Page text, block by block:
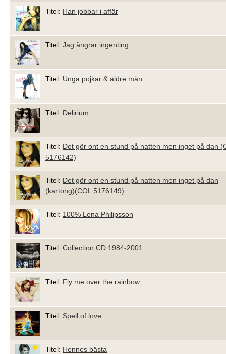
Titel: Han jobbar i affär
Titel: Jag ångrar ingenting
Titel: Unga pojkar & äldre män
Titel: Delirium
Titel: Det gör ont en stund på natten men inget på dan
5176142)
Titel: Det gör ont en stund på natten men inget på dan
(kartong)(COL 5176149)
Titel: 100% Lena Philipsson
Titel: Collection CD 1984-2001
Titel: Fly me over the rainbow
Titel: Spell of love
Titel: Hennes bästa